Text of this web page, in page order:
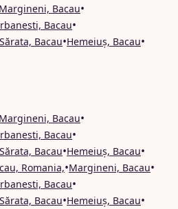
Margineni, Bacau•
Bacau•
Sărata, Bacau•Hemeiuș, Bacau•
Margineni, Bacau•
Bacau•
Sărata, Bacau•Hemeiuș, Bacau•
Romania,•Margineni, Bacau•
Bacau•
Sărata, Bacau•Hemeiuș, Bacau•